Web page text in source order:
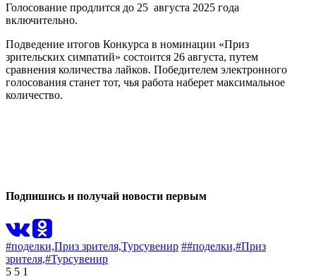
Голосование продлится до 25 августа 2025 года
включительно.
Подведение итогов Конкурса в номинации «Приз
зрительских симпатий» состоится 26 августа, путем
сравнения количества лайков. Победителем электронного
голосования станет тот, чья работа наберет максимальное
количество.
Подпишись и получай новости первым
#поделки,Приз зрителя,Турсувенир ##поделки,#Приз
зрителя,#Турсувенир
5 5 1